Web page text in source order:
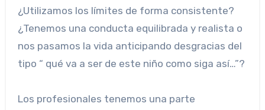
¿Utilizamos los límites de forma consistente?
¿Tenemos una conducta equilibrada y realista o
nos pasamos la vida anticipando desgracias del
tipo “ qué va a ser de este niño como siga así…”?
Los profesionales tenemos una parte